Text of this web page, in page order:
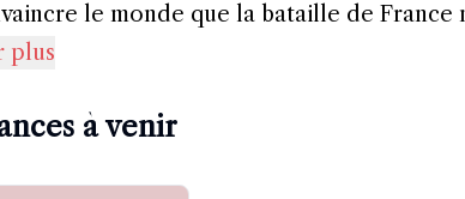
le monde que la bataille de
et lui donne tort. Mais peu à peu se
audace, leur rage de liberté défient
plus
à venir